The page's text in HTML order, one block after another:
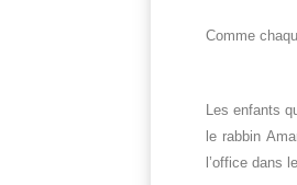
Comme
Les enfants
le rabbin
l’office dans